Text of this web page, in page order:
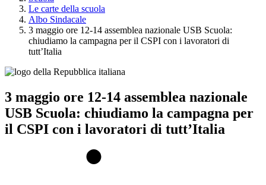
Le carte della scuola
Albo Sindacale
3 maggio ore 12-14 assemblea nazionale USB Scuola:
chiudiamo la campagna per il CSPI con i lavoratori di
tutt’Italia
3 maggio ore 12-14 assemblea nazionale
USB Scuola: chiudiamo la campagna per
il CSPI con i lavoratori di tutt’Italia